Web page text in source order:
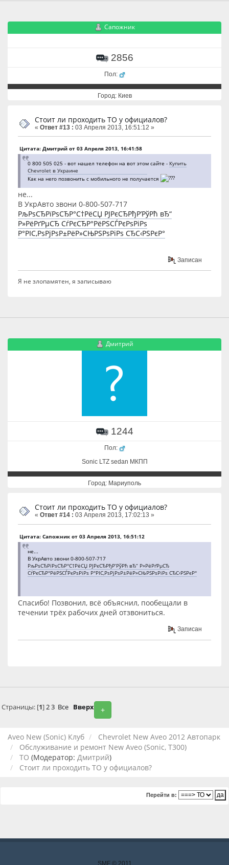
Сапожник
2856
Пол:
Город: Киев
Стоит ли проходить ТО у официалов?
« Ответ #13 : 03 Апреля 2013, 16:51:12 »
Цитата: Дмитрий от 03 Апреля 2013, 16:41:58
0 800 505 025 - вот нашел телефон на вот этом сайте - Купить
Chevrolet в Украине
Как на него позвонить с мобильного не получается
не...
В УкрАвто звони 0-800-507-717
РљРѕСЂРїРѕСЂР°С†РёСЏ РЈРєСЂРђР’РўРћ вЂ“
Р»РёРґРµСЂ СѓРєСЂР°РёРЅСЃРєРѕРіРѕ
Р°РІС‚РѕРјРѕР±РёР»СЊРЅРѕРіРѕ СЂС‹РЅРєР°
Записан
Я не злопамятен, я записываю
Дмитрий
1244
Пол:
Sonic LTZ sedan МКПП
Город: Мариуполь
Стоит ли проходить ТО у официалов?
« Ответ #14 : 03 Апреля 2013, 17:02:13 »
Цитата: Сапожник от 03 Апреля 2013, 16:51:12
не...
В УкрАвто звони 0-800-507-717
РљРѕСЂРїРѕСЂР°С†РёСЏ РЈРєСЂРђР’РўРћ вЂ“ Р»РёРґРµСЂ
СѓРєСЂР°РёРЅСЃРєРѕРіРѕ Р°РІС‚РѕРјРѕР±РёР»СЊРЅРѕРіРѕ СЂС‹РЅРєР°
Спасибо! Позвонил, всё объяснил, пообещали в
течении трёх рабочих дней отзвониться.
Записан
+
Страницы: [1]2 3 Все Вверх
Aveo New (Sonic) Клуб
Chevrolet New Aveo 2012 Автопарк
Обслуживание и ремонт New Aveo (Sonic, T300)
ТО (Модератор: Дмитрий)
Стоит ли проходить ТО у официалов?
Перейти в:
SMF © 2011